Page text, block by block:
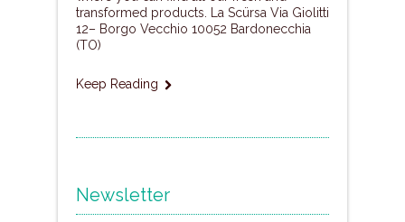
transformed products. La Scürsa Via Giolitti
12– Borgo Vecchio 10052 Bardonecchia
(TO)
Keep Reading
Newsletter